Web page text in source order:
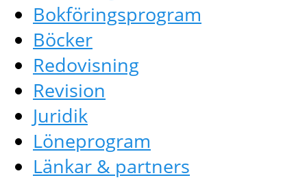
Bokföringsprogram
Böcker
Redovisning
Revision
Juridik
Löneprogram
Länkar & partners